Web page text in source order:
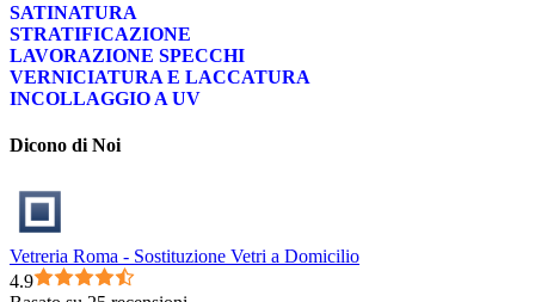
SATINATURA
STRATIFICAZIONE
LAVORAZIONE SPECCHI
VERNICIATURA E LACCATURA
INCOLLAGGIO A UV
Dicono di Noi
Vetreria Roma - Sostituzione Vetri a Domicilio
4.9